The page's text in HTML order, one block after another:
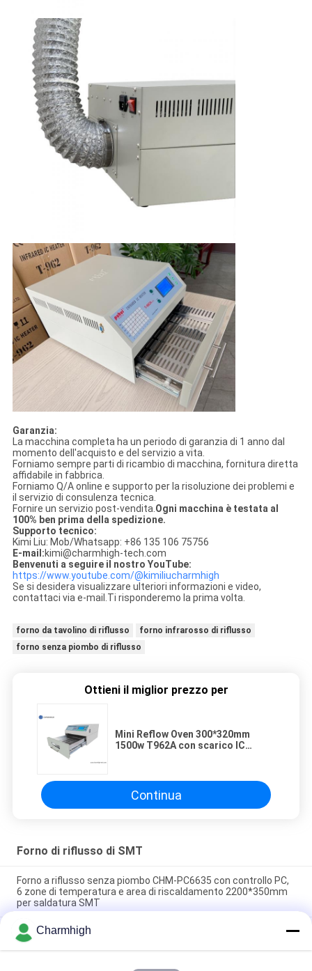
Garanzia:
La macchina completa ha un periodo di garanzia di 1 anno dal
momento dell'acquisto e del servizio a vita.
Forniamo sempre parti di ricambio di macchina, fornitura diretta
affidabile in fabbrica.
Forniamo Q/A online e supporto per la risoluzione dei problemi e
il servizio di consulenza tecnica.
Fornire un servizio post-vendita. Ogni macchina è testata al
100% ben prima della spedizione.
Supporto tecnico:
Kimi Liu: Mob/Whatsapp: +86 135 106 75756
E-mail:kimi@charmhigh-tech.com
Benvenuti a seguire il nostro YouTube:
https://www.youtube.com/@kimiliucharmhigh
Se si desidera visualizzare ulteriori informazioni e video,
contattaci via e-mail. Ti risponderemo la prima volta.
forno da tavolino di riflusso
forno infrarosso di riflusso
forno senza piombo di riflusso
Ottieni il miglior prezzo per
Mini Reflow Oven 300*320mm
1500w T962A con scarico IC
Continua
Forno di riflusso di SMT
Forno a riflusso senza piombo CHM-PC6635 con controllo PC,
6 zone di temperatura e area di riscaldamento 2200*350mm
per saldatura SMT
CHM-F830 Forno a reflusso SMT verticale con 8 zone temp
1400*300 mm
Charmhigh